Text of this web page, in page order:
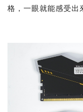
格，一眼就能感受出